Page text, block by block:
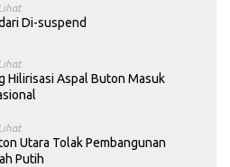
Di-suspend
Hilirisasi Aspal Buton Masuk
Utara Tolak Pembangunan
Putih